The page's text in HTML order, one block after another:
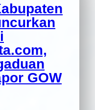
GOW